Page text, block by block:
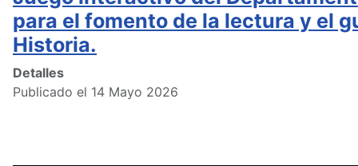
para el fomento de la lectura y el
Historia.
Detalles
Publicado el 14 Mayo 2026